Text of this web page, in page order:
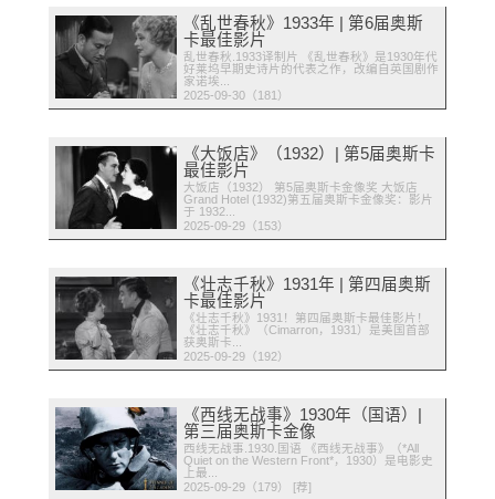
《乱世春秋》1933年 | 第6届奥斯
卡最佳影片
乱世春秋.1933译制片 《乱世春秋》是1930年代
好莱坞早期史诗片的代表之作，改编自英国剧作
家诺埃...
2025-09-30（181）
《大饭店》（1932）| 第5届奥斯卡
最佳影片
大饭店（1932） 第5届奥斯卡金像奖 大饭店
Grand Hotel (1932)第五届奥斯卡金像奖：影片
于 1932...
2025-09-29（153）
《壮志千秋》1931年 | 第四届奥斯
卡最佳影片
《壮志千秋》1931！第四届奥斯卡最佳影片！
《壮志千秋》（Cimarron，1931）是美国首部
获奥斯卡...
2025-09-29（192）
《西线无战事》1930年（国语）|
第三届奥斯卡金像
西线无战事.1930.国语 《西线无战事》（*All
Quiet on the Western Front*，1930）是电影史
上最...
2025-09-29（179） [荐]